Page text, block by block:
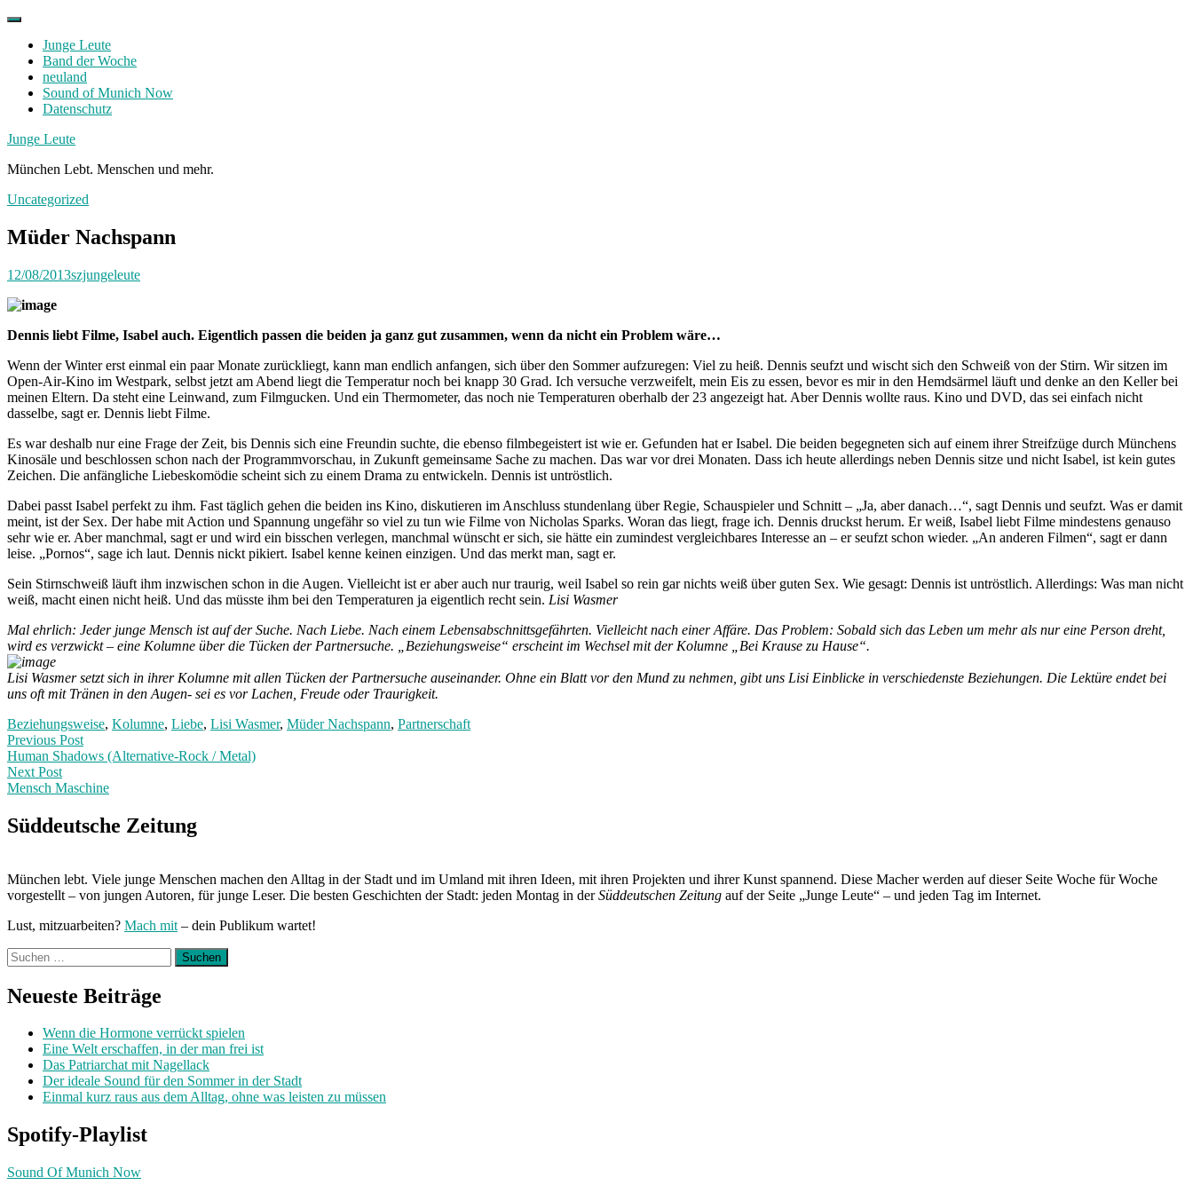
Skip
contentJunge Leute
Band der Woche
neuland
Sound of Munich Now
Datenschutz
Facebook
Twitter
Instagram
Junge Leute
München Lebt. Menschen und mehr.
Uncategorized
Müder Nachspann
12/08/2013szjungeleute
Dennis liebt Filme, Isabel auch. Eigentlich passen die beiden ja ganz gut zusammen, wenn da nicht ein Problem wäre…
Wenn der Winter erst einmal ein paar Monate zurückliegt, kann man endlich anfangen, sich über den Sommer aufzuregen: Viel zu heiß. Dennis seufzt und wischt sich den Schweiß von der Stirn. Wir sitzen im
Open-Air-Kino im Westpark, selbst jetzt am Abend liegt die Temperatur noch bei knapp 30 Grad. Ich versuche verzweifelt, mein Eis zu essen, bevor es mir in den Hemdsärmel läuft und denke an den Keller bei
meinen Eltern. Da steht eine Leinwand, zum Filmgucken. Und ein Thermometer, das noch nie Temperaturen oberhalb der 23 angezeigt hat. Aber Dennis wollte raus. Kino und DVD, das sei einfach nicht
dasselbe, sagt er. Dennis liebt Filme.
Es war deshalb nur eine Frage der Zeit, bis Dennis sich eine Freundin suchte, die ebenso filmbegeistert ist wie er. Gefunden hat er Isabel. Die beiden begegneten sich auf einem ihrer Streifzüge durch Münchens
Kinosäle und beschlossen schon nach der Programmvorschau, in Zukunft gemeinsame Sache zu machen. Das war vor drei Monaten. Dass ich heute allerdings neben Dennis sitze und nicht Isabel, ist kein gutes
Zeichen. Die anfängliche Liebeskomödie scheint sich zu einem Drama zu entwickeln. Dennis ist untröstlich.
Dabei passt Isabel perfekt zu ihm. Fast täglich gehen die beiden ins Kino, diskutieren im Anschluss stundenlang über Regie, Schauspieler und Schnitt – „Ja, aber danach…“, sagt Dennis und seufzt. Was er damit
meint, ist der Sex. Der habe mit Action und Spannung ungefähr so viel zu tun wie Filme von Nicholas Sparks. Woran das liegt, frage ich. Dennis druckst herum. Er weiß, Isabel liebt Filme mindestens genauso
sehr wie er. Aber manchmal, sagt er und wird ein bisschen verlegen, manchmal wünscht er sich, sie hätte ein zumindest vergleichbares Interesse an – er seufzt schon wieder. „An anderen Filmen“, sagt er dann
leise. „Pornos“, sage ich laut. Dennis nickt pikiert. Isabel kenne keinen einzigen. Und das merkt man, sagt er.
Sein Stirnschweiß läuft ihm inzwischen schon in die Augen. Vielleicht ist er aber auch nur traurig, weil Isabel so rein gar nichts weiß über guten Sex. Wie gesagt: Dennis ist untröstlich. Allerdings: Was man nicht
weiß, macht einen nicht heiß. Und das müsste ihm bei den Temperaturen ja eigentlich recht sein. Lisi Wasmer
Mal ehrlich: Jeder junge Mensch ist auf der Suche. Nach Liebe. Nach einem Lebensabschnittsgefährten. Vielleicht nach einer Affäre. Das Problem: Sobald sich das Leben um mehr als nur eine Person dreht,
wird es verzwickt – eine Kolumne über die Tücken der Partnersuche. „Beziehungsweise“ erscheint im Wechsel mit der Kolumne „Bei Krause zu Hause“.
Lisi Wasmer setzt sich in ihrer Kolumne mit allen Tücken der Partnersuche auseinander. Ohne ein Blatt vor den Mund zu nehmen, gibt uns Lisi Einblicke in verschiedenste Beziehungen. Die Lektüre endet bei
uns oft mit Tränen in den Augen- sei es vor Lachen, Freude oder Traurigkeit.
Beziehungsweise, Kolumne, Liebe, Lisi Wasmer, Müder Nachspann, Partnerschaft
Post
navigation
Previous PostPrevious
post:
Human Shadows (Alternative-Rock / Metal)
Next Post
Mensch Maschine
Post:
Süddeutsche Zeitung
München lebt. Viele junge Menschen machen den Alltag in der Stadt und im Umland mit ihren Ideen, mit ihren Projekten und ihrer Kunst spannend. Diese Macher werden auf dieser Seite Woche für Woche
vorgestellt – von jungen Autoren, für junge Leser. Die besten Geschichten der Stadt: jeden Montag in derSüddeutschen Zeitung auf der Seite „Junge Leute“ – und jeden Tag im Internet.
Lust, mitzuarbeiten? Mach mit – dein Publikum wartet!
Suchen
nach:
Neueste Beiträge
Wenn die Hormone verrückt spielen
Eine Welt erschaffen, in der man frei ist
Das Patriarchat mit Nagellack
Der ideale Sound für den Sommer in der Stadt
Einmal kurz raus aus dem Alltag, ohne was leisten zu müssen
Spotify-Playlist
Sound Of Munich Now